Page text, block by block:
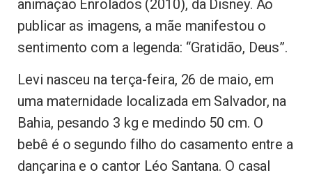
animação Enrolados (2010), da Disney. Ao
publicar as imagens, a mãe manifestou o
sentimento com a legenda: “Gratidão, Deus”.
Levi nasceu na terça-feira, 26 de maio, em
uma maternidade localizada em Salvador, na
Bahia, pesando 3 kg e medindo 50 cm. O
bebê é o segundo filho do casamento entre a
dançarina e o cantor Léo Santana. O casal